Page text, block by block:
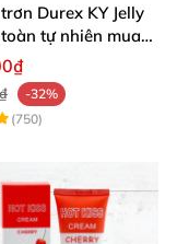
Durex KY Jelly
tự nhiên mua
-32%
(750)